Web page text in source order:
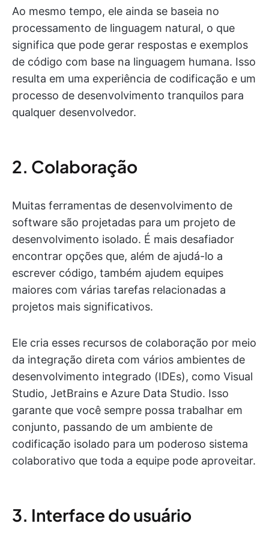
Ao mesmo tempo, ele ainda se baseia no
processamento de linguagem natural, o que
significa que pode gerar respostas e exemplos
de código com base na linguagem humana. Isso
resulta em uma experiência de codificação e um
processo de desenvolvimento tranquilos para
qualquer desenvolvedor.
2. Colaboração
Muitas ferramentas de desenvolvimento de
software são projetadas para um projeto de
desenvolvimento isolado. É mais desafiador
encontrar opções que, além de ajudá-lo a
escrever código, também ajudem equipes
maiores com várias tarefas relacionadas a
projetos mais significativos.
Ele cria esses recursos de colaboração por meio
da integração direta com vários ambientes de
desenvolvimento integrado (IDEs), como Visual
Studio, JetBrains e Azure Data Studio. Isso
garante que você sempre possa trabalhar em
conjunto, passando de um ambiente de
codificação isolado para um poderoso sistema
colaborativo que toda a equipe pode aproveitar.
3. Interface do usuário